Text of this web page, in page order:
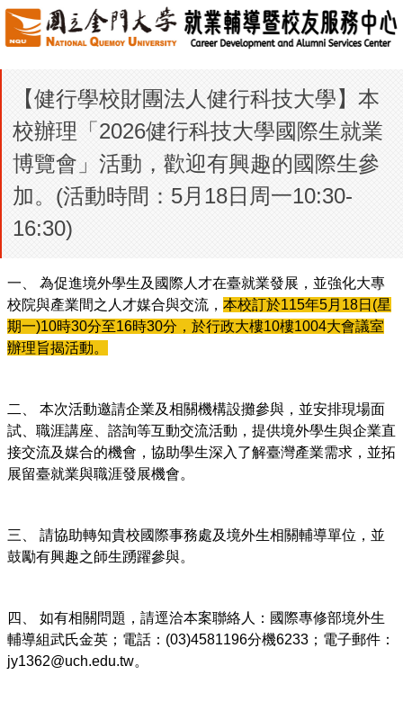
【健行學校財團法人健行科技大學】本
校辦理「2026健行科技大學國際生就業
博覽會」活動，歡迎有興趣的國際生參
加。(活動時間：5月18日周一10:30-
16:30)
一、 為促進境外學生及國際人才在臺就業發展，並強化大專
校院與產業間之人才媒合與交流， 本校訂於115年5月18日(星
期一)10時30分至16時30分，於行政大樓10樓1004大會議室
辦理旨揭活動。
二、 本次活動邀請企業及相關機構設攤參與，並安排現場面
試、職涯講座、諮詢等互動交流活動，提供境外學生與企業直
接交流及媒合的機會，協助學生深入了解臺灣產業需求，並拓
展留臺就業與職涯發展機會。
三、 請協助轉知貴校國際事務處及境外生相關輔導單位，並
鼓勵有興趣之師生踴躍參與。
四、 如有相關問題，請逕洽本案聯絡人：國際專修部境外生
輔導組武氏金英；電話：(03)4581196分機6233；電子郵件：
jy1362@uch.edu.tw。